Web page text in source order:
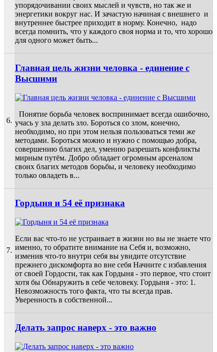
упорядочивании своих мыслей и чувств, но так же и
энергетики вокруг нас. И зачастую начиная с внешнего и
внутреннее быстрее приходит в норму. Конечно, надо
всегда помнить, что у каждого своя норма и то, что хорошо
для одного может быть...
6.
Главная цель жизни человка - единение с
Высшими
Понятие борьба человек воспринимает всегда ошибочно,
учась у зла делать зло. Бороться со злом, конечно,
необходимо, но при этом нельзя пользоваться теми же
методами. Бороться можно и нужно с помощью добра,
совершению благих дел, умению разрешать конфликты
мирным путём. Добро обладает огромным арсеналом
своих благих методов борьбы, и человеку необходимо
только овладеть в...
7.
Гордыня и 54 её признака
Если вас что-то не устраивает в жизни но вы не знаете что
именно, то обратите внимание на Себя и, возможно,
изменив что-то внутри себя вы увидите отсутствие
прежнего дискомфорта во вне себя Начните с избавления
от своей Гордости, так как Гордыня - это первое, что стоит
хотя бы Обнаружить в себе человеку. Гордыня - это: 1.
Невозможность того факта, что ты всегда прав.
Уверенность в собственной...
Делать запрос наверх - это важно